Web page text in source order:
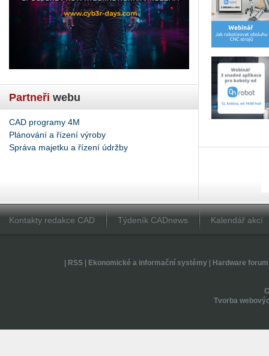
Partneři webu
CAD programy 4M
Plánování a řízení výroby
Správa majetku a řízení údržby
Kontakty redakce CAD Týdeník CADnews Kalendář akcí
RSS| Ekonomické a informační systémy| Hardware forum
Tvorba